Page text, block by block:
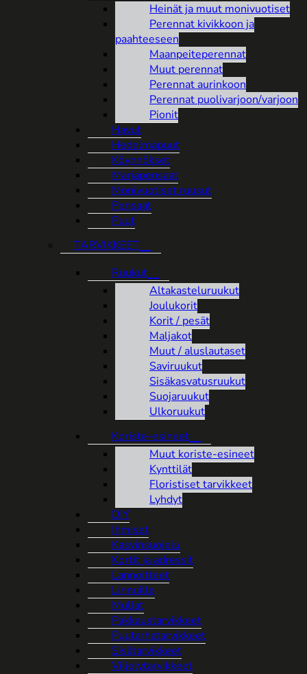
Heinät ja muut monivuotiset
Perennat kivikkoon ja
paahteeseen
Maanpeiteperennat
Muut perennat
Perennat aurinkoon
Perennat puolivarjoon/varjoon
Pionit
Havut
Hedelmäpuut
Köynnökset
Marjapensaat
Monivuotiset ruusut
Pensaat
Puut
TARVIKKEET
Ruukut
Altakasteluruukut
Joulukorit
Korit / pesät
Maljakot
Muut / aluslautaset
Saviruukut
Sisäkasvatusruukut
Suojaruukut
Ulkoruukut
Koriste-esineet
Muut koriste-esineet
Kynttilät
Floristiset tarvikkeet
Lyhdyt
DIY
Ihmiset
Kasvinsuojelu
Kortit ja adressit
Lannoitteet
Linnuille
Mullat
Pakkaustarvikkeet
Puutarhatarvikkeet
Sisätarvikkeet
Viljelytarvikkeet